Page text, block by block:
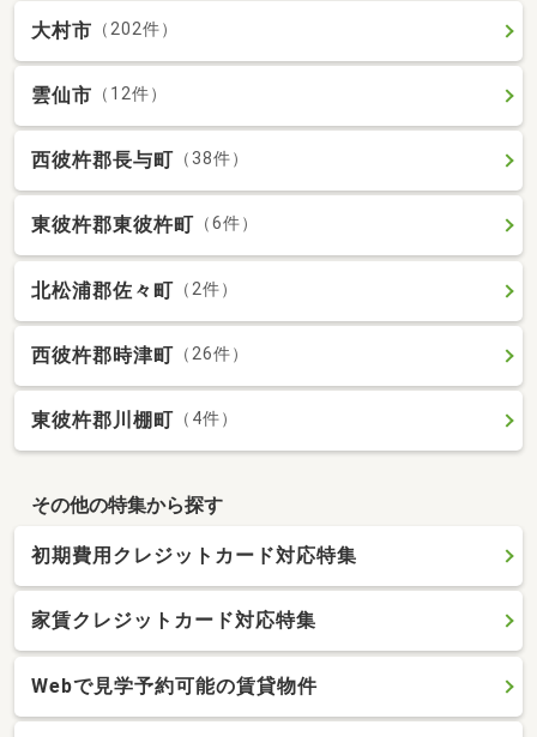
大村市 （202件）
雲仙市 （12件）
西彼杵郡長与町 （38件）
東彼杵郡東彼杵町 （6件）
北松浦郡佐々町 （2件）
西彼杵郡時津町 （26件）
東彼杵郡川棚町 （4件）
その他の特集から探す
初期費用クレジットカード対応特集
家賃クレジットカード対応特集
Webで見学予約可能の賃貸物件